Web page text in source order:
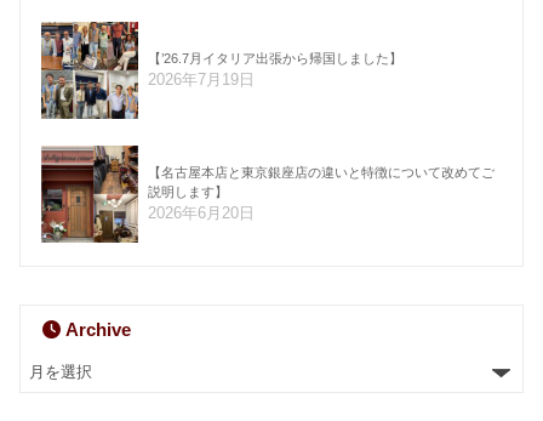
【’26.7月イタリア出張から帰国しました】
2026年7月19日
【名古屋本店と東京銀座店の違いと特徴について改めてご
説明します】
2026年6月20日
Archive